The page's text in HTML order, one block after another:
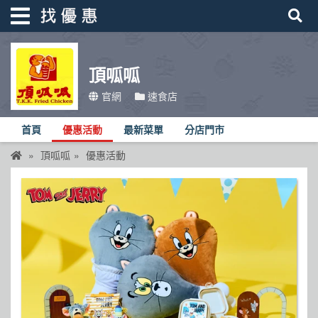
頂呱呱
官網 速食店
首頁 優惠活動 最新菜單 分店門市
頂呱呱 優惠活動
找優惠
首頁
優惠活動
折價卷
線上DM
找菜單
品牌總覽